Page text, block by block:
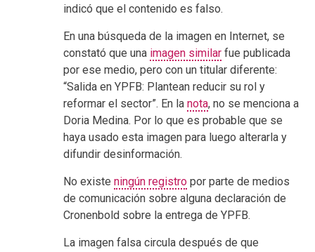
indicó que el contenido es falso.
En una búsqueda de la imagen en Internet, se
constató que una imagen similar fue publicada
por ese medio, pero con un titular diferente:
“Salida en YPFB: Plantean reducir su rol y
reformar el sector”. En la nota, no se menciona a
Doria Medina. Por lo que es probable que se
haya usado esta imagen para luego alterarla y
difundir desinformación.
No existe ningún registro por parte de medios
de comunicación sobre alguna declaración de
Cronenbold sobre la entrega de YPFB.
La imagen falsa circula después de que